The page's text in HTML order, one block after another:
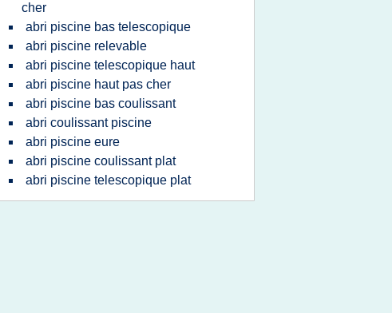
cher
abri piscine bas telescopique
abri piscine relevable
abri piscine telescopique haut
abri piscine haut pas cher
abri piscine bas coulissant
abri coulissant piscine
abri piscine eure
abri piscine coulissant plat
abri piscine telescopique plat